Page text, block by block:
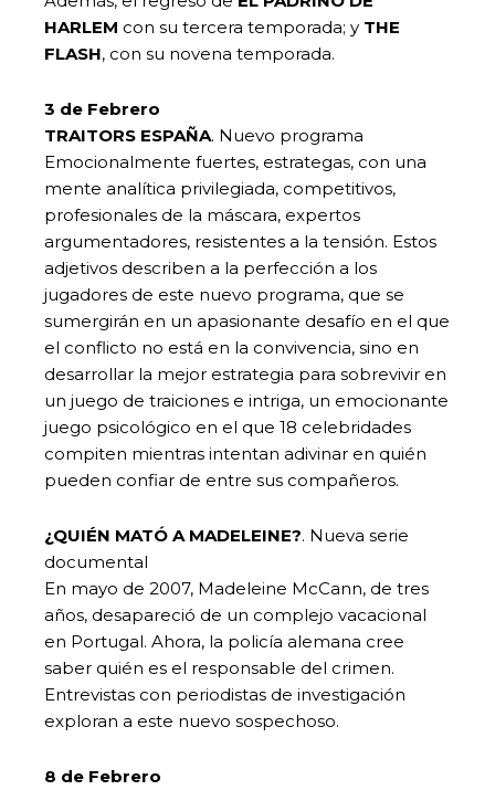
HARLEM con su tercera temporada; y THE
FLASH, con su novena temporada.
3 de Febrero
TRAITORS ESPAÑA. Nuevo programa
Emocionalmente fuertes, estrategas, con una
mente analítica privilegiada, competitivos,
profesionales de la máscara, expertos
argumentadores, resistentes a la tensión. Estos
adjetivos describen a la perfección a los
jugadores de este nuevo programa, que se
sumergirán en un apasionante desafío en el que
el conflicto no está en la convivencia, sino en
desarrollar la mejor estrategia para sobrevivir en
un juego de traiciones e intriga, un emocionante
juego psicológico en el que 18 celebridades
compiten mientras intentan adivinar en quién
pueden confiar de entre sus compañeros.
¿QUIÉN MATÓ A MADELEINE?. Nueva serie
documental
En mayo de 2007, Madeleine McCann, de tres
años, desapareció de un complejo vacacional
en Portugal. Ahora, la policía alemana cree
saber quién es el responsable del crimen.
Entrevistas con periodistas de investigación
exploran a este nuevo sospechoso.
8 de Febrero